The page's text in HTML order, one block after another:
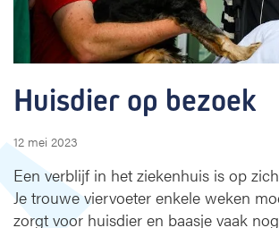
b
z
o
k
Huisdier op bezoek
12 mei 2023
Een verblijf in het ziekenhuis is op
Je trouwe viervoeter enkele weken
zorgt voor huisdier en baasje vaak